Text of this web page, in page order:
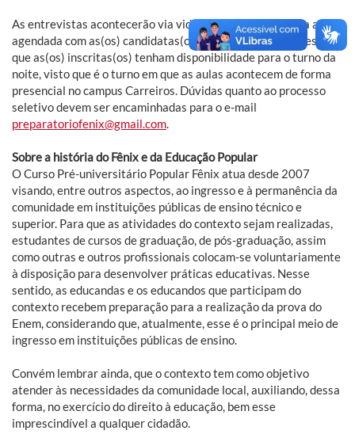
As entrevistas acontecerão via videoconferência em data a ser
agendada com as(os) candidatas(os). Além do mais, é necessário
que as(os) inscritas(os) tenham disponibilidade para o turno da
noite, visto que é o turno em que as aulas acontecem de forma
presencial no campus Carreiros. Dúvidas quanto ao processo
seletivo devem ser encaminhadas para o e-mail
preparatoriofenix@gmail.com
Sobre a história do Fênix e da Educação Popular
O Curso Pré-universitário Popular Fênix atua desde 2007
visando, entre outros aspectos, ao ingresso e à permanência da
comunidade em instituições públicas de ensino técnico e
superior. Para que as atividades do contexto sejam realizadas,
estudantes de cursos de graduação, de pós-graduação, assim
como outras e outros profissionais colocam-se voluntariamente
à disposição para desenvolver práticas educativas. Nesse
sentido, as educandas e os educandos que participam do
contexto recebem preparação para a realização da prova do
Enem, considerando que, atualmente, esse é o principal meio de
ingresso em instituições públicas de ensino.
Convém lembrar ainda, que o contexto tem como objetivo
atender às necessidades da comunidade local, auxiliando, dessa
forma, no exercício do direito à educação, bem esse
imprescindível a qualquer cidadão.